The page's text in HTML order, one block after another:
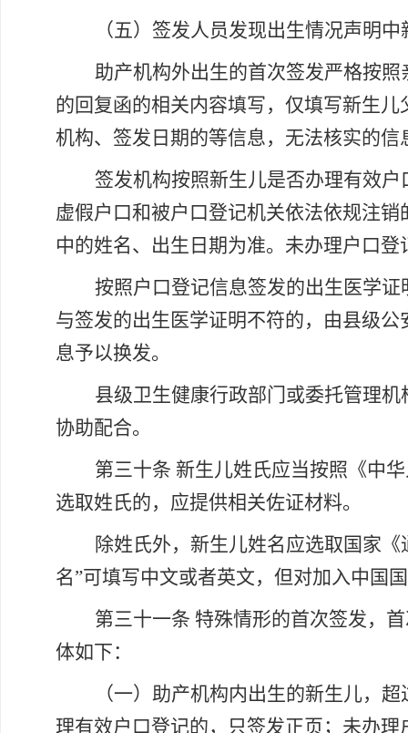
（五）签发人员发现出生情况声明
助产机构外出生的首次签发严格按
的回复函的相关内容填写，仅填写新生
机构、签发日期的等信息，无法核实的信
签发机构按照新生儿是否办理有效
虚假户口和被户口登记机关依法依规注
中的姓名、出生日期为准。未办理户口
按照户口登记信息签发的出生医学
与签发的出生医学证明不符的，由县级
息予以换发。
县级卫生健康行政部门或委托管理
协助配合。
第三十条 新生儿姓氏应当按照《中
选取姓氏的，应提供相关佐证材料。
除姓氏外，新生儿姓名应选取国家
名”可填写中文或者英文，但对加入中国
第三十一条 特殊情形的首次签发，
体如下：
（一）助产机构内出生的新生儿，超
理有效户口登记的，只签发正页；未办